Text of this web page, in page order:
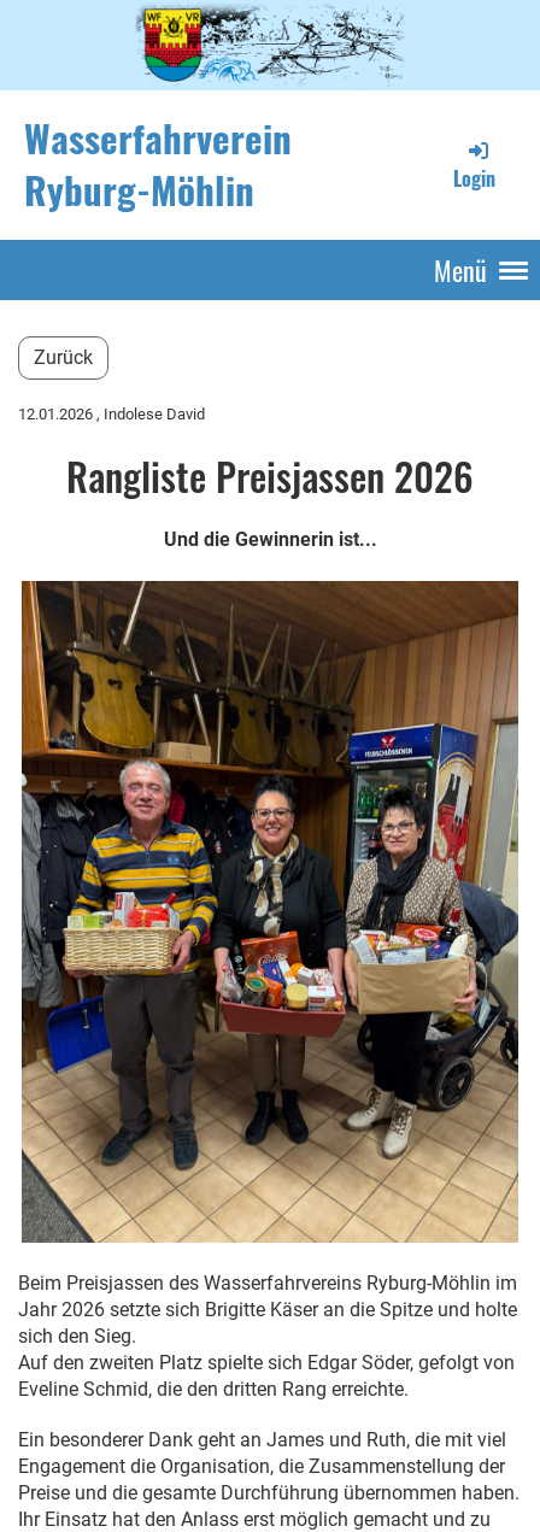
Wasserfahrverein
Ryburg-Möhlin
Login
Menü
Zurück
12.01.2026 , Indolese David
Rangliste Preisjassen 2026
Und die Gewinnerin ist...
Beim Preisjassen des Wasserfahrvereins Ryburg-Möhlin im
Jahr 2026 setzte sich Brigitte Käser an die Spitze und holte
sich den Sieg.
Auf den zweiten Platz spielte sich Edgar Söder, gefolgt von
Eveline Schmid, die den dritten Rang erreichte.
Ein besonderer Dank geht an James und Ruth, die mit viel
Engagement die Organisation, die Zusammenstellung der
Preise und die gesamte Durchführung übernommen haben.
Ihr Einsatz hat den Anlass erst möglich gemacht und zu